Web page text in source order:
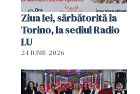
Ziua Iei, sărbătorită la
Torino, la sediul Radio
LU
24 IUNIE 2026